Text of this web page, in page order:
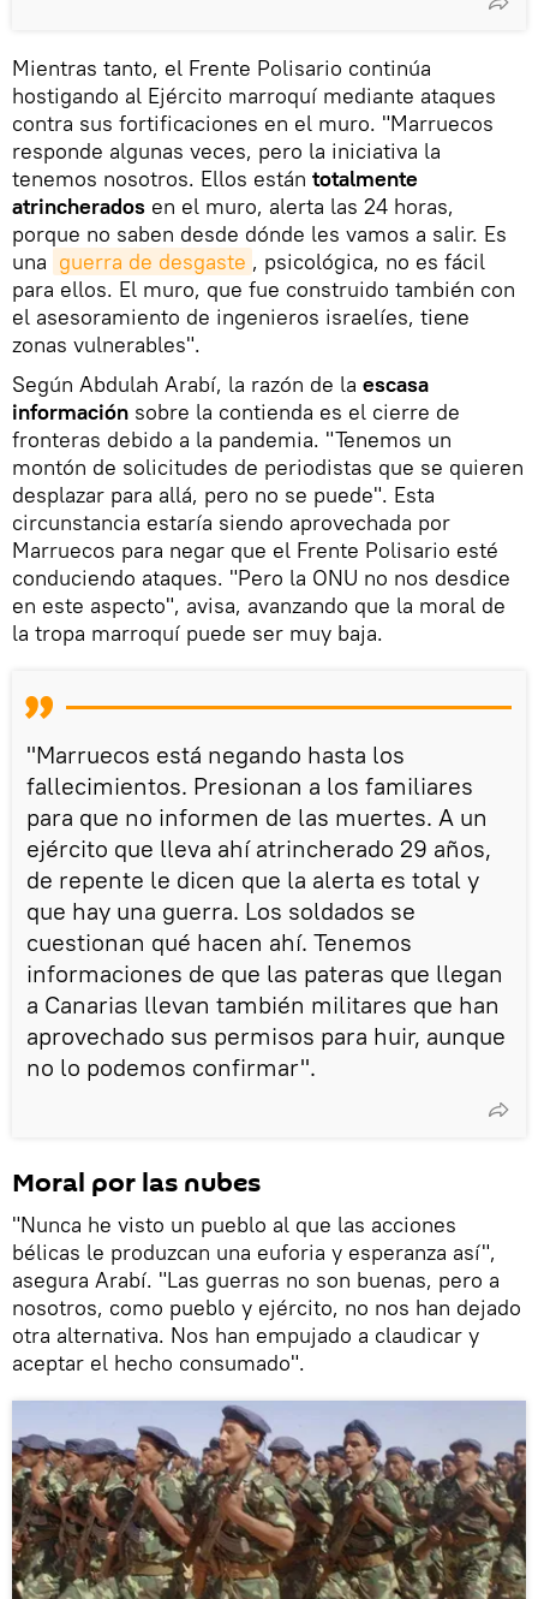
Mientras tanto, el Frente Polisario continúa
hostigando al Ejército marroquí mediante ataques
contra sus fortificaciones en el muro. "Marruecos
responde algunas veces, pero la iniciativa la
tenemos nosotros. Ellos están totalmente
atrincherados en el muro, alerta las 24 horas,
porque no saben desde dónde les vamos a salir. Es
una guerra de desgaste , psicológica, no es fácil
para ellos. El muro, que fue construido también con
el asesoramiento de ingenieros israelíes, tiene
zonas vulnerables".
Según Abdulah Arabí, la razón de la escasa
información sobre la contienda es el cierre de
fronteras debido a la pandemia. "Tenemos un
montón de solicitudes de periodistas que se quieren
desplazar para allá, pero no se puede". Esta
circunstancia estaría siendo aprovechada por
Marruecos para negar que el Frente Polisario esté
conduciendo ataques. "Pero la ONU no nos desdice
en este aspecto", avisa, avanzando que la moral de
la tropa marroquí puede ser muy baja.
"Marruecos está negando hasta los
fallecimientos. Presionan a los familiares
para que no informen de las muertes. A un
ejército que lleva ahí atrincherado 29 años,
de repente le dicen que la alerta es total y
que hay una guerra. Los soldados se
cuestionan qué hacen ahí. Tenemos
informaciones de que las pateras que llegan
a Canarias llevan también militares que han
aprovechado sus permisos para huir, aunque
no lo podemos confirmar".
Moral por las nubes
"Nunca he visto un pueblo al que las acciones
bélicas le produzcan una euforia y esperanza así",
asegura Arabí. "Las guerras no son buenas, pero a
nosotros, como pueblo y ejército, no nos han dejado
otra alternativa. Nos han empujado a claudicar y
aceptar el hecho consumado".